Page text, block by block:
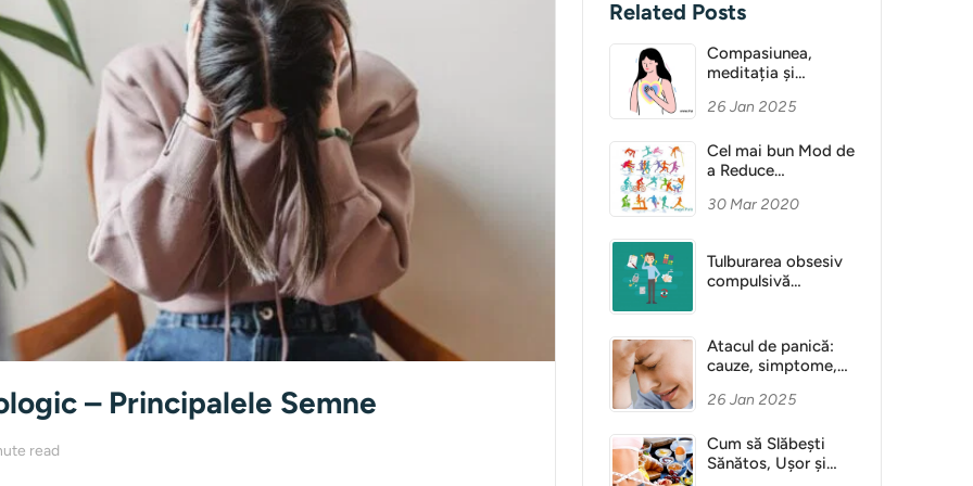
– Principalele Semne
read
Related Posts
Compasiunea,
meditația și
26 Jan 2025
Cel mai bun Mod de
a Reduce
30 Mar 2020
Tulburarea obsesiv
compulsivă
Atacul de panică:
cauze, simptome,
26 Jan 2025
Cum să Slăbești
Sănătos, Ușor și